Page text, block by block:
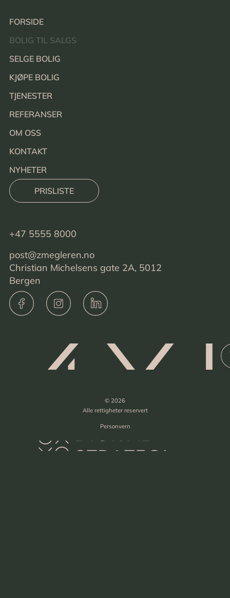
FORSIDE
BOLIG TIL SALGS
SELGE BOLIG
KJØPE BOLIG
TJENESTER
REFERANSER
OM OSS
KONTAKT
NYHETER
PRISLISTE
+47 5555 8000
post@zmegleren.no
Christian Michelsens gate 2A, 5012
Bergen
© 2026
Alle rettigheter reservert
Personvern